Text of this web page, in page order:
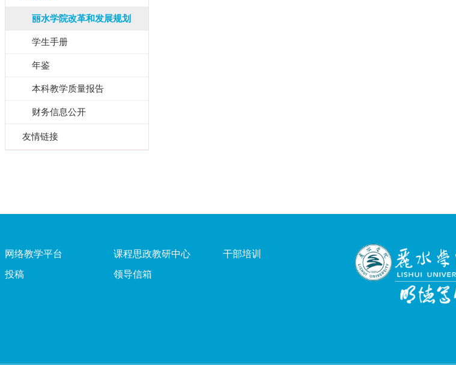
丽水学院改革和发展规划
学生手册
年鉴
本科教学质量报告
财务信息公开
友情链接
网络教学平台 课程思政教研中心
干部培训
投稿
领导信箱